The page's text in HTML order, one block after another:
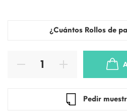
¿Cuántos Rollos de